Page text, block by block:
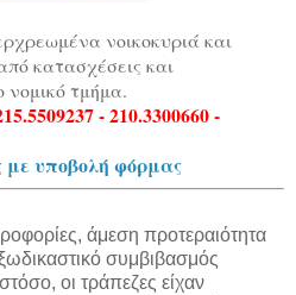
νοικοκυριά και
κατασχέσεις και
νομικό τμήμα.
- 210.3300660 -
με υποβολή φόρμας
άμεση προτεραιότητα
συμβιβασμός
οι τράπεζες είχαν